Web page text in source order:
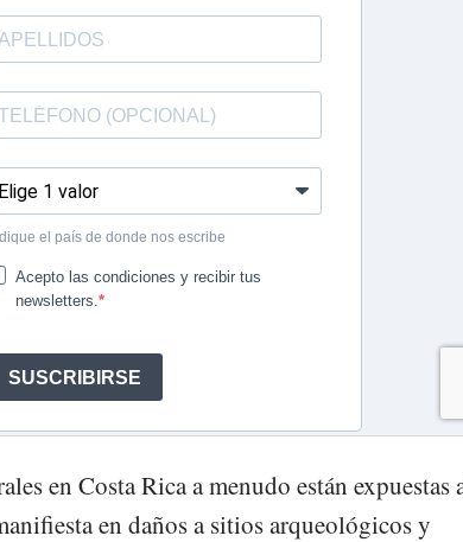
en Costa Rica a menudo están expuestas
en daños a sitios arqueológicos y